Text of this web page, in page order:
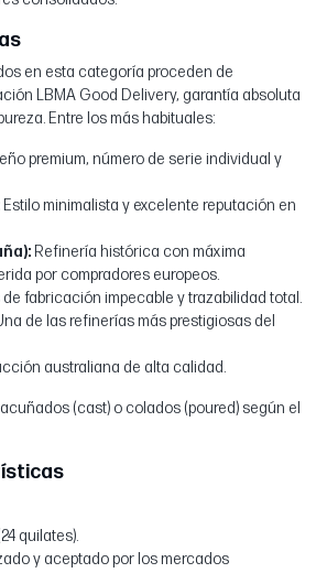
en esta categoría proceden de
LBMA Good Delivery, garantía absoluta
Entre los más habituales:
premium, número de serie individual y
Estilo minimalista y excelente reputación en
Refinería histórica con máxima
por compradores europeos.
de fabricación impecable y trazabilidad total.
de las refinerías más prestigiosas del
australiana de alta calidad.
(cast) o colados (poured) según el
quilates).
y aceptado por los mercados